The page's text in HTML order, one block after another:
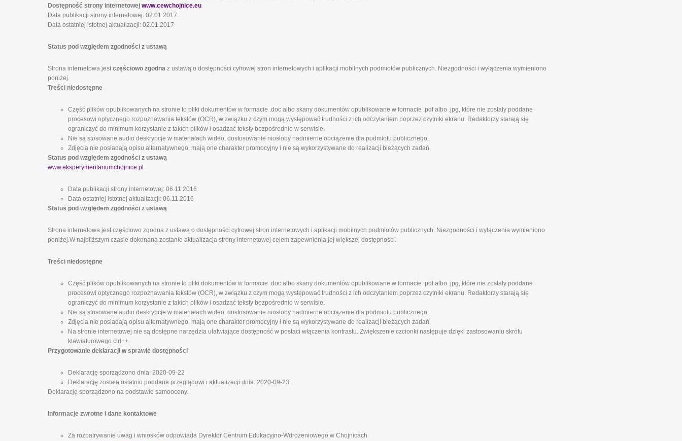
Dostępność strony internetowej www.cewchojnice.eu
Data publikacji strony internetowej: 02.01.2017
Data ostatniej istotnej aktualizacji: 02.01.2017
Status pod względem zgodności z ustawą
Strona internetowa jestczęściowo zgodnaz ustawą o dostępności cyfrowej stron internetowych i aplikacji mobilnych podmiotów publicznych. Niezgodności i wyłączenia wymieniono
poniżej.
Treści niedostępne
Część plików opublikowanych na stronie to pliki dokumentów w formacie .doc albo skany dokumentów opublikowane w formacie .pdf albo .jpg, które nie zostały poddane
procesowi optycznego rozpoznawania tekstów (OCR), w związku z czym mogą występować trudności z ich odczytaniem poprzez czytniki ekranu. Redaktorzy starają się
ograniczyć do minimum korzystanie z takich plików i osadzać teksty bezpośrednio w serwisie.
Nie są stosowane audio deskrypcje w materiałach wideo, dostosowanie niosłoby nadmierne obciążenie dla podmiotu publicznego.
Zdjęcia nie posiadają opisu alternatywnego, mają one charakter promocyjny i nie są wykorzystywane do realizacji bieżących zadań.
Status pod względem zgodności z ustawą
www.eksperymentariumchojnice.pl
Data publikacji strony internetowej: 06.11.2016
Data ostatniej istotnej aktualizacji: 06.11.2016
Status pod względem zgodności z ustawą
Strona internetowa jest częściowo zgodna z ustawą o dostępności cyfrowej stron internetowych i aplikacji mobilnych podmiotów publicznych. Niezgodności i wyłączenia wymieniono
poniżej.W najbliższym czasie dokonana zostanie aktualizacja strony internetowej celem zapewnienia jej większej dostępności.
Treści niedostępne
Część plików opublikowanych na stronie to pliki dokumentów w formacie .doc albo skany dokumentów opublikowane w formacie .pdf albo .jpg, które nie zostały poddane
procesowi optycznego rozpoznawania tekstów (OCR), w związku z czym mogą występować trudności z ich odczytaniem poprzez czytniki ekranu. Redaktorzy starają się
ograniczyć do minimum korzystanie z takich plików i osadzać teksty bezpośrednio w serwisie.
Nie są stosowane audio deskrypcje w materiałach wideo, dostosowanie niosłoby nadmierne obciążenie dla podmiotu publicznego.
Zdjęcia nie posiadają opisu alternatywnego, mają one charakter promocyjny i nie są wykorzystywane do realizacji bieżących zadań.
Na stronie internetowej nie są dostępne narzędzia ułatwiające dostępność w postaci włączenia kontrastu. Zwiększenie czcionki następuje dzięki zastosowaniu skrótu
klawiaturowego ctrl++.
Przygotowanie deklaracji w sprawie dostępności
Deklarację sporządzono dnia: 2020-09-22
Deklarację została ostatnio poddana przeglądowi i aktualizacji dnia: 2020-09-23
Deklarację sporządzono na podstawie samooceny.
Informacje zwrotne i dane kontaktowe
Za rozpatrywanie uwag i wniosków odpowiada Dyrektor Centrum Edukacyjno-Wdrożeniowego w Chojnicach